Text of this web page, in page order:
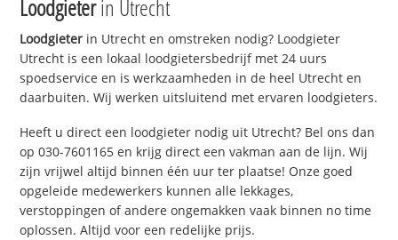
Loodgieterin Utrecht
Loodgieter in Utrecht en omstreken nodig? Loodgieter
Utrecht is een lokaal loodgietersbedrijf met 24 uurs
spoedservice en is werkzaamheden in de heel Utrecht en
daarbuiten. Wij werken uitsluitend met ervaren loodgieters.
Heeft u direct een loodgieter nodig uit Utrecht? Bel ons dan
op 030-7601165 en krijg direct een vakman aan de lijn. Wij
zijn vrijwel altijd binnen één uur ter plaatse! Onze goed
opgeleide medewerkers kunnen alle lekkages,
verstoppingen of andere ongemakken vaak binnen no time
oplossen. Altijd voor een redelijke prijs.